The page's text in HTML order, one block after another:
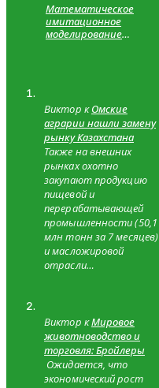
Математическое
имитационное
моделирование
значениями
Виктор кОмские
аграрии нашли замену
рынку Казахстана
Также на внешних
рынках охотно
закупают продукцию
пищевой и
перерабатывающей
промышленности (50,1
млн тонн за 7 месяцев)
и масложировой
отрасли…
Виктор кМировое
животноводство и
торговля: Бройлеры
Ожидается, что
экономический рост